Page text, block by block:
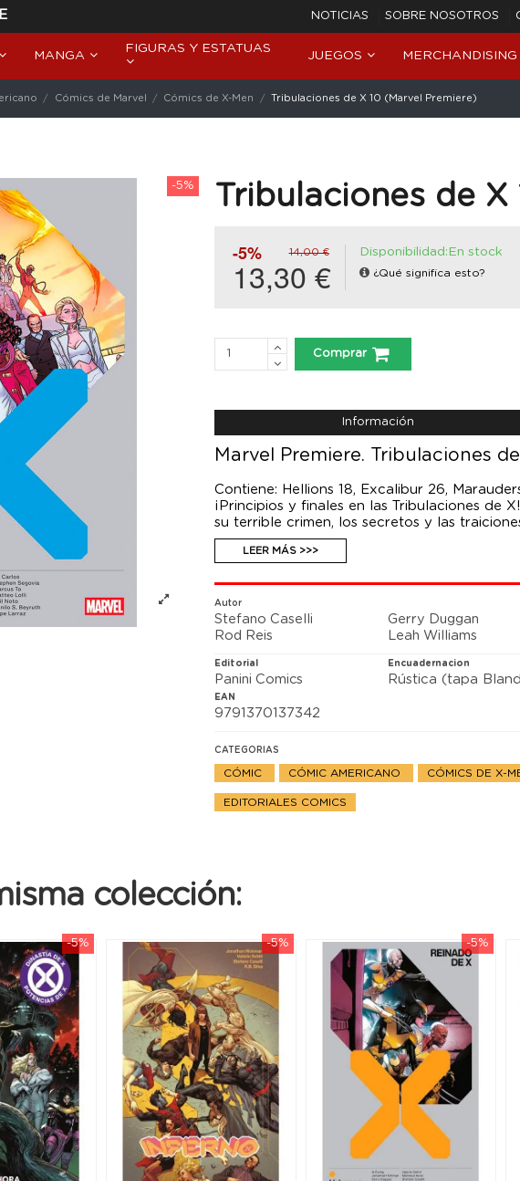
NOTICIAS SOBRE NOSOTROS
MANGA
FIGURAS Y ESTATUAS
JUEGOS MERCHANDISING
Cómics de Marvel Cómics de X-Men Tribulaciones de X 10 (Marvel Premiere)
-5%
Tribulaciones de X
-5% 14,00 €
13,30 €
Disponibilidad:En stock
¿Qué significa esto?
Comprar
Información
Marvel Premiere. Tribulaciones de
Contiene: Hellions 18, Excalibur 26,
¡Principios y finales en las Tribulaciones de
su terrible crimen, los secretos y las
Merlín y Arturo toman la Ciudadela Estelar.
Nuevos Mutantes se reagrupan. El Capitán
LEER MÁS >>>
Autor
Stefano Caselli Gerry Duggan
Rod Reis
Leah Williams
Editorial
Panini Comics
Encuadernacion
Rústica (tapa
EAN
9791370137342
CATEGORIAS
CÓMIC CÓMIC AMERICANO CÓMICS DE X-
EDITORIALES COMICS
colección:
-5% -5% -5%